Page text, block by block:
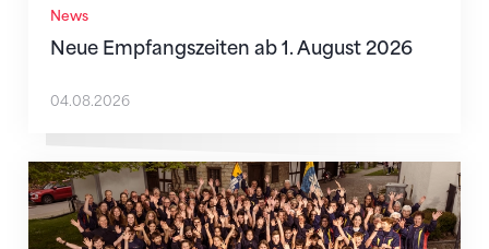
News
Neue Empfangszeiten ab 1. August 2026
04.08.2026
Mitmachen ist selbstverständlich